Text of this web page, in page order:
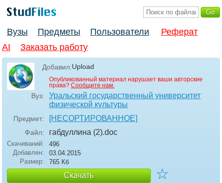
Вузы Предметы Пользователи
Реферат
AI
Заказать работу
Добавил:Upload
Опубликованный материал нарушает ваши авторские
права? Сообщите нам.
Вуз:
Уральский государственный университет
физической культуры
Предмет: [НЕСОРТИРОВАННОЕ]
Файл: габдуллина (2).doc
Скачиваний:
496
Добавлен:
03.04.2015
Размер:
765 Кб
Скачать ☆